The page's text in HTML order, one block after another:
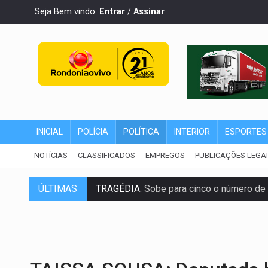
Seja Bem vindo. Entrar / Assinar
INICIAL POLÍCIA POLÍTICA INTERIOR ESPORTES
NOTÍCIAS CLASSIFICADOS EMPREGOS PUBLICAÇÕES
ÚLTIMAS TRAGÉDIA: Sobe para cinco o número
COLEGIADO:Brasil e Rússia discutem